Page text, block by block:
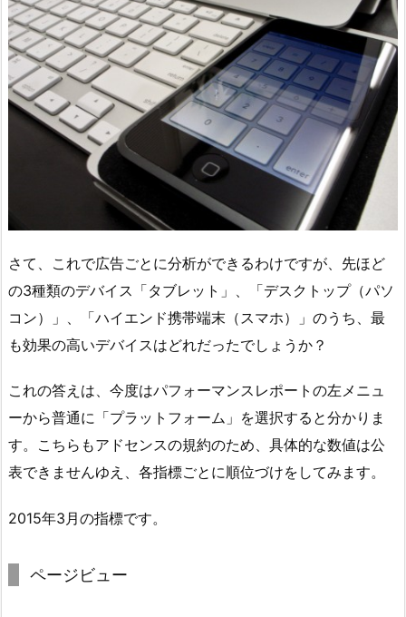
さて、これで広告ごとに分析ができるわけですが、先ほど
の3種類のデバイス「タブレット」、「デスクトップ（パソ
コン）」、「ハイエンド携帯端末（スマホ）」のうち、最
も効果の高いデバイスはどれだったでしょうか？
これの答えは、今度はパフォーマンスレポートの左メニュ
ーから普通に「プラットフォーム」を選択すると分かりま
す。こちらもアドセンスの規約のため、具体的な数値は公
表できませんゆえ、各指標ごとに順位づけをしてみます。
2015年3月の指標です。
ページビュー